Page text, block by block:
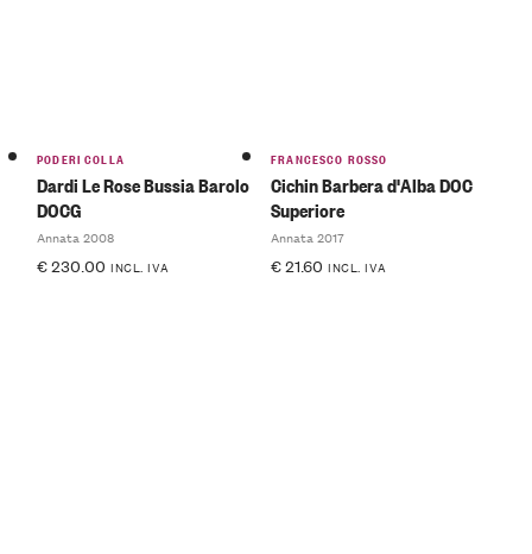
PODERI COLLA
Dardi Le Rose Bussia Barolo
DOCG
Annata 2008
€230.00 INCL. IVA
FRANCESCO ROSSO
Cichin Barbera d'Alba DOC
Superiore
Annata 2017
€21.60 INCL. IVA